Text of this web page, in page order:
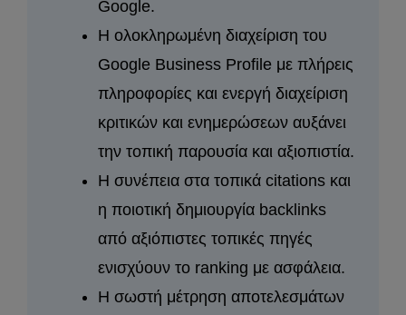
Google.
Η ολοκληρωμένη διαχείριση του
Google Business Profile με πλήρεις
πληροφορίες και ενεργή διαχείριση
κριτικών και ενημερώσεων αυξάνει
την τοπική παρουσία και αξιοπιστία.
Η συνέπεια στα τοπικά citations και
η ποιοτική δημιουργία backlinks
από αξιόπιστες τοπικές πηγές
ενισχύουν το ranking με ασφάλεια.
Η σωστή μέτρηση αποτελεσμάτων